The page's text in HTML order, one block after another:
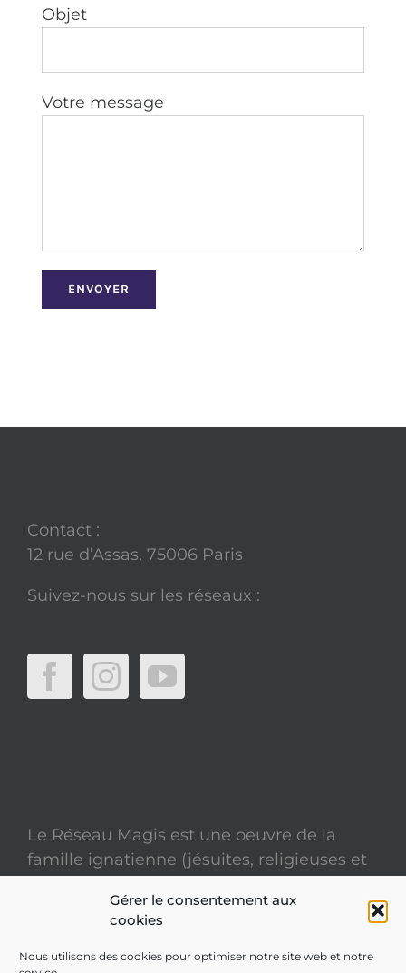
Gérer le consentement aux
cookies
Nous utilisons des cookies pour optimiser notre site web et notre
Objet
Votre message
Contact :
12 rue d’Assas, 75006 Paris
Suivez-nous sur les réseaux :
Le Réseau Magis est une oeuvre de la
famille ignatienne (jésuites, religieuses et
Mentions légales